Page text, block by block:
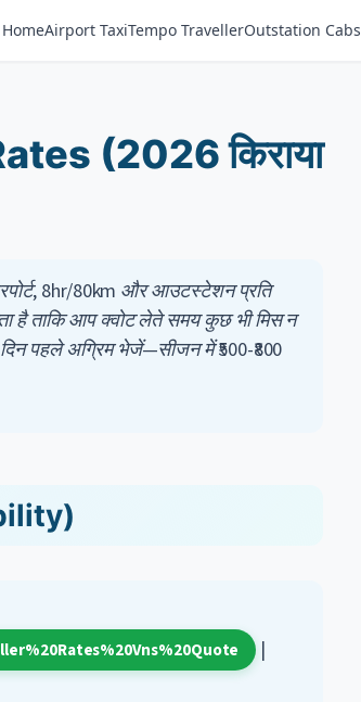
HomeAirport TaxiTempo TravellerOutstation Cabs
(2026 किराया
8hr/80km और आउटस्टेशन प्रति
है ताकि आप क्वोट लेते समय कुछ भी मिस न
दिन पहले अग्रिम भेजें—सीजन में ₹500-₹800
|